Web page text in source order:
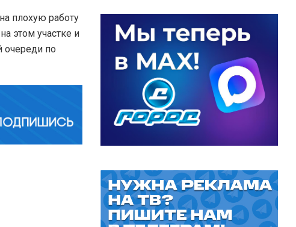
плохую работу
этом участке и
очереди по